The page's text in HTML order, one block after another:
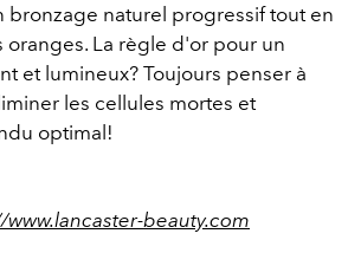
bronzage naturel progressif tout en
oranges. La règle d'or pour un
et lumineux? Toujours penser à
les cellules mortes et
optimal!
beauty.com